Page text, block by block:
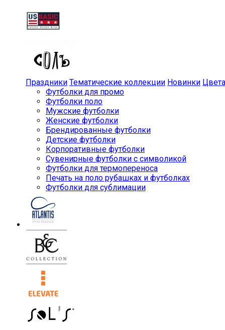
Праздники Тематические коллекции Новинки Цвета
Футболки для промо
Футболки поло
Мужские футболки
Женские футболки
Брендированные футболки
Детские футболки
Корпоративные футболки
Сувенирные футболки с символикой
Футболки для термопереноса
Печать на поло рубашках и футболках
Футболки для сублимации